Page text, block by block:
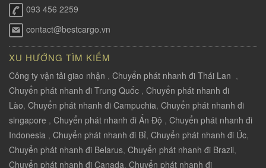
093 456 2259
contact@bestcargo.vn
XU HƯỚNG TÌM KIẾM
Công ty vận tải giao nhận , Chuyển phát nhanh đi Thái Lan ,
Chuyển phát nhanh đi Trung Quốc , Chuyển phát nhanh đi
Lào, Chuyển phát nhanh đi Campuchia, Chuyển phát nhanh đi
singapore , Chuyển phát nhanh đi Ấn Độ , Chuyển phát nhanh đi
Indonesia , Chuyển phát nhanh đi Bỉ, Chuyển phát nhanh đi Úc,
Chuyển phát nhanh đi Belarus, Chuyển phát nhanh đi Brazil,
Chuyển phát nhanh đi Canada, Chuyển phát nhanh đi